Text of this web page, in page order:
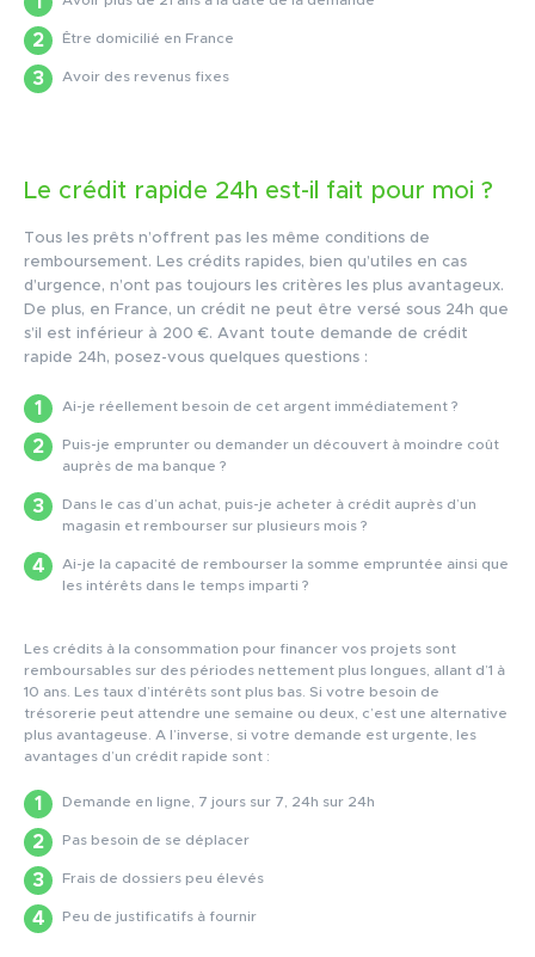
Être domicilié en France
Avoir des revenus fixes
Le crédit rapide 24h est-il fait pour moi ?
Tous les prêts n’offrent pas les même conditions de
remboursement. Les crédits rapides, bien qu’utiles en cas
d’urgence, n’ont pas toujours les critères les plus avantageux.
De plus, en France, un crédit ne peut être versé sous 24h que
s’il est inférieur à 200 €. Avant toute demande de crédit
rapide 24h, posez-vous quelques questions :
Ai-je réellement besoin de cet argent immédiatement ?
Puis-je emprunter ou demander un découvert à moindre coût
auprès de ma banque ?
Dans le cas d’un achat, puis-je acheter à crédit auprès d’un
magasin et rembourser sur plusieurs mois ?
Ai-je la capacité de rembourser la somme empruntée ainsi que
les intérêts dans le temps imparti ?
Les crédits à la consommation pour financer vos projets sont
remboursables sur des périodes nettement plus longues, allant d’1 à
10 ans. Les taux d’intérêts sont plus bas. Si votre besoin de
trésorerie peut attendre une semaine ou deux, c’est une alternative
plus avantageuse. A l’inverse, si votre demande est urgente, les
avantages d’un crédit rapide sont :
Demande en ligne, 7 jours sur 7, 24h sur 24h
Pas besoin de se déplacer
Frais de dossiers peu élevés
Peu de justificatifs à fournir